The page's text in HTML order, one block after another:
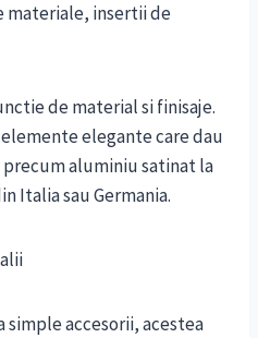
insertii de
de material si finisaje.
elegante care dau
aluminiu satinat la
Italia sau Germania.
simple accesorii, acestea